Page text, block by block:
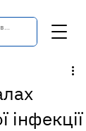
інфекції